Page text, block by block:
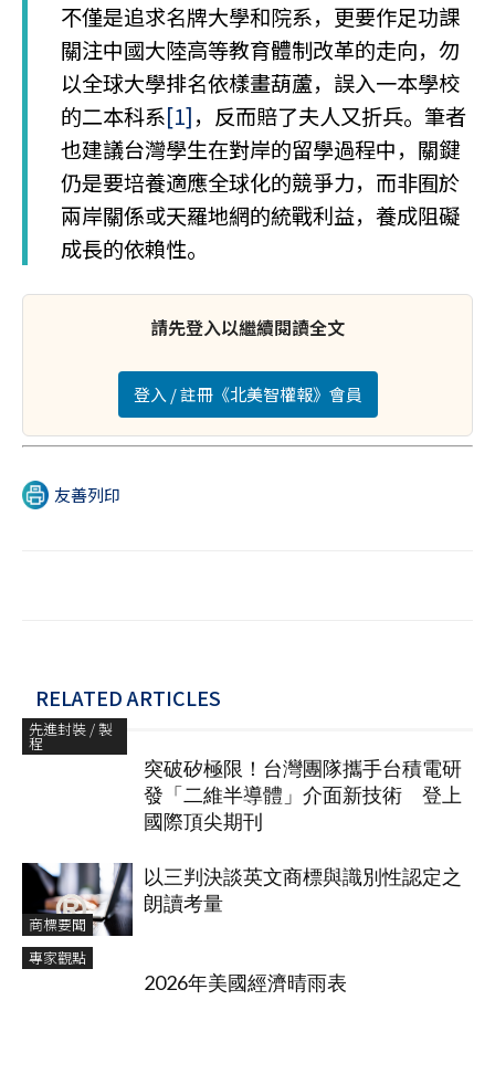
不僅是追求名牌大學和院系，更要作足功課
關注中國大陸高等教育體制改革的走向，勿
以全球大學排名依樣畫葫蘆，誤入一本學校
的二本科系[1]，反而賠了夫人又折兵。筆者
也建議台灣學生在對岸的留學過程中，關鍵
仍是要培養適應全球化的競爭力，而非囿於
兩岸關係或天羅地網的統戰利益，養成阻礙
成長的依賴性。
請先登入以繼續閱讀全文
登入 / 註冊《北美智權報》會員
友善列印
RELATED ARTICLES
先進封裝 / 製
程
突破矽極限！台灣團隊攜手台積電研
發「二維半導體」介面新技術 登上
國際頂尖期刊
商標要聞
以三判決談英文商標與識別性認定之
朗讀考量
專家觀點
2026年美國經濟晴雨表